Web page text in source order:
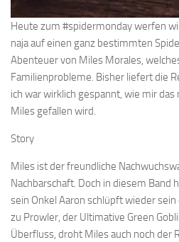
Heute zum #spidermonday werfen
naja auf einen ganz bestimmten
Abenteuer von Miles Morales,
Familienprobleme. Bisher liefert die
ich war wirklich gespannt, wie mir
Miles gefallen wird.
Story
Miles ist der freundliche
Nachbarschaft. Doch in diesem Band
sein Onkel Aaron schlüpft wieder
zu Prowler, der Ultimative Green
Überfluss, droht Miles auch noch der